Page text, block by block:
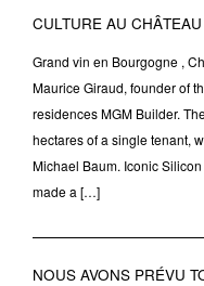
CULTURE AU
Grand vin en Bourgogne ,
Maurice Giraud, founder of
residences MGM Builder.
hectares of a single tenant,
Michael Baum. Iconic
made a […]
NOUS AVONS PRÉVU